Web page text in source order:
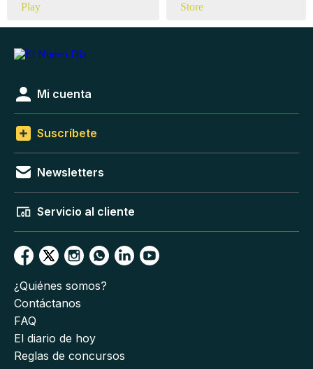
Mi cuenta
Suscríbete
Newsletters
Servicio al cliente
¿Quiénes somos?
Contáctanos
FAQ
El diario de hoy
Reglas de concursos